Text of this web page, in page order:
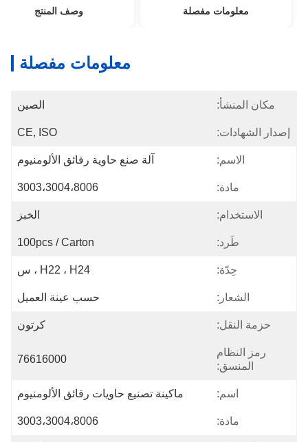
معلومات مفصلة وصف المنتج
معلومات مفصلة
مكان المنشأ: الصين
إصدار الشهادات: CE, ISO
الاسم: آلة صنع حاوية رقائق الألومنيوم
مادة: 3003،3004،8006
الاستخدام: الخبز
طَرد: 100pcs / Carton
حِدّة: H22 ، H24 ، س
الشعار: حسب عينة العميل
حزمة النقل: كرتون
رمز النظام
المنسق:
76616000
اسم: ماكينة تصنيع حاويات رقائق الألومنيوم
مادة: 3003،3004،8006